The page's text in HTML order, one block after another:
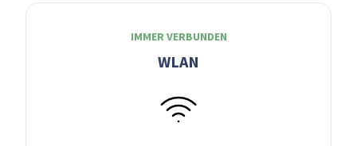
IMMER VERBUNDEN
WLAN